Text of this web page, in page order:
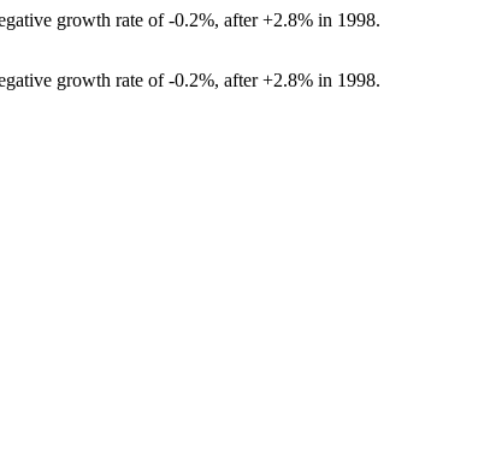
growth rate of -0.2%, after +2.8% in 1998.
growth rate of -0.2%, after +2.8% in 1998.